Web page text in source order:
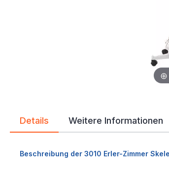
Details
Beschreibung der 3010 Erler-Zimmer
Weitere Informationen